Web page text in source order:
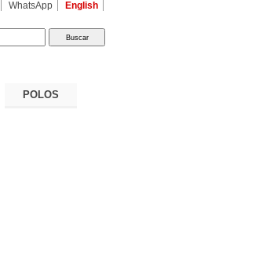
WhatsApp English
POLOS